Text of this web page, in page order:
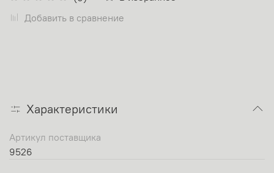
Добавить в сравнение
Характеристики
Артикул поставщика
9526